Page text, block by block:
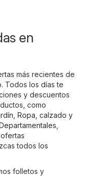
en
más recientes de
Todos los días te
y descuentos
como
Ropa, calzado y
todos los
folletos y